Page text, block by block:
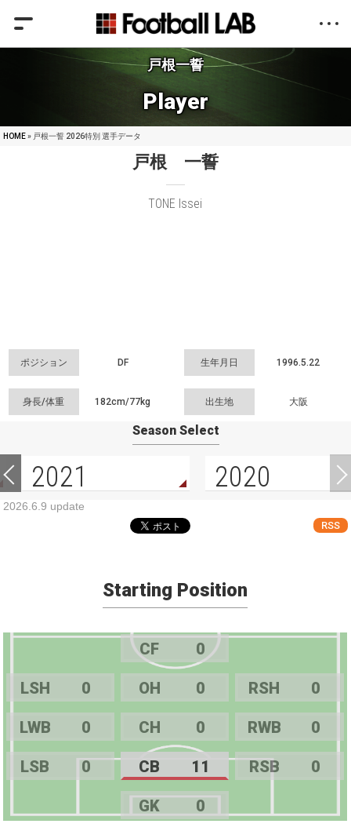
戸根一誓
Player
HOME» 戸根一誓 2026特別 選手データ
戸根 一誓
TONE Issei
ポジション DF 生年月日 1996.5.22
身長/体重 182cm/77kg 出生地 大阪
Season Select
2021 2020
2026.6.9 update
RSS
Starting Position
CF 0
LSH 0 OH 0 RSH 0
LWB 0 CH 0 RWB 0
LSB 0 CB 11 RSB 0
GK 0